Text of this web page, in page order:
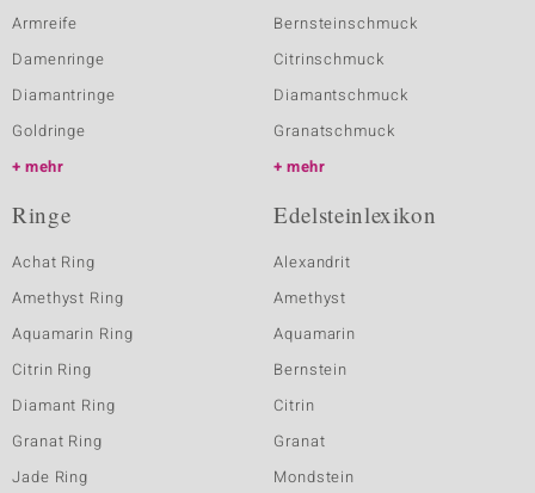
Armreife
Damenringe
Diamantringe
Goldringe
mehr
Bernsteinschmuck
Citrinschmuck
Diamantschmuck
Granatschmuck
mehr
Ringe
Achat Ring
Amethyst Ring
Aquamarin Ring
Citrin Ring
Diamant Ring
Granat Ring
Jade Ring
Edelsteinlexikon
Alexandrit
Amethyst
Aquamarin
Bernstein
Citrin
Granat
Mondstein